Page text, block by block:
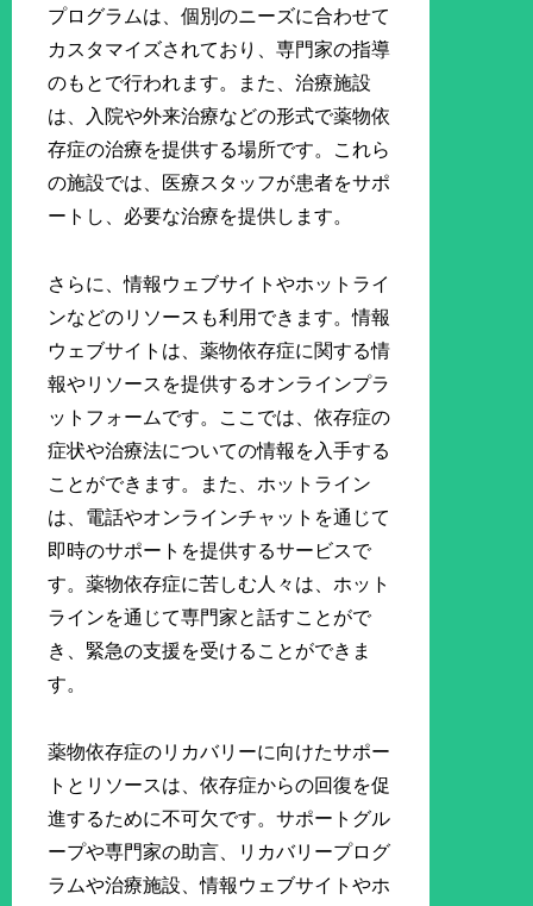
プログラムは、個別のニーズに合わせて
カスタマイズされており、専門家の指導
のもとで行われます。また、治療施設
は、入院や外来治療などの形式で薬物依
存症の治療を提供する場所です。これら
の施設では、医療スタッフが患者をサポ
ートし、必要な治療を提供します。
さらに、情報ウェブサイトやホットライ
ンなどのリソースも利用できます。情報
ウェブサイトは、薬物依存症に関する情
報やリソースを提供するオンラインプラ
ットフォームです。ここでは、依存症の
症状や治療法についての情報を入手する
ことができます。また、ホットライン
は、電話やオンラインチャットを通じて
即時のサポートを提供するサービスで
す。薬物依存症に苦しむ人々は、ホット
ラインを通じて専門家と話すことがで
き、緊急の支援を受けることができま
す。
薬物依存症のリカバリーに向けたサポー
トとリソースは、依存症からの回復を促
進するために不可欠です。サポートグル
ープや専門家の助言、リカバリープログ
ラムや治療施設、情報ウェブサイトやホ